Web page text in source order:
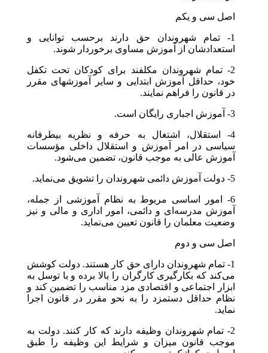
اصل سی‌ و یکم
1- تمام شهروندان حق دارند برحسب توانایی و
استعدادشان از آموزش مساوی برخوردار شوند.
2- تمام شهروندان مکلفند برای کودکان تحت تکفل
خود، حداقل آموزش ابتدایی و سایر آموزشهای مقرر
در قانون را فراهم نمایند.
4- استقلال، اشتغال به حرفه و نظریه بیطرفانه
سیاسی در امر آموزش و استقلال داخلی مؤسسات
آموزش عالی به موجب قانون، تضمین می‌شود.
6- امور اساسی مربوط به نظام آموزشی از جمله،
آموزش مدرسه‌ای و دائمی، امور اداری و مالی و نیز
وضعیت معلمان را قانون تعیین می‌نماید.
اصل سی و دوم
1- تمام شهروندان دارای حق کار هستند. دولت کوشش
می‌کند که بکارگیری کارگران را بالا برده و با توسل به
ابزار اجتماعی و اقتصادی مزد مناسب را تضمین کند و
نظام حداقل دستمزد را به نحو مقرر در قانون اجرا
نماید.
2- تمام شهروندان وظیفه دارند که کار کنند. دولت به
موجب قانون میزان و شرایط این وظیفه را طبق